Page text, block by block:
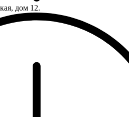
дом 12.